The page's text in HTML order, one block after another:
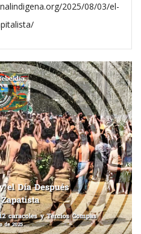
2025/08/03/el-